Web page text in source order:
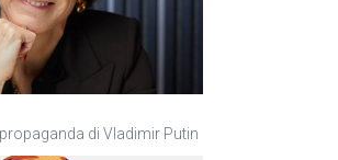
di Vladimir Putin